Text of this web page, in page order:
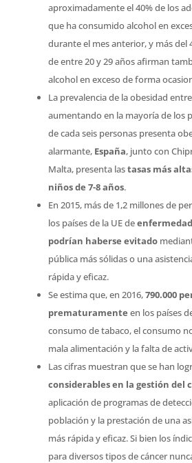
aproximadamente el 40% de los
que ha consumido alcohol en
durante el mes anterior, y más del
de entre 20 y 29 años afirman
alcohol en exceso de forma
La prevalencia de la obesidad
aumentando en la mayoría de los
de cada seis personas presenta
alarmante, España, junto con
Malta, presenta lastasas más
niños de 7-8 años.
En 2015, más de 1,2 millones de
los países de la UE de
podrían haberse evitado
pública más sólidas o una
rápida y eficaz.
Se estima que, en 2016,790.000
prematuramente en los países
consumo de tabaco, el consumo
mala alimentación y la falta de
Las cifras muestran que se han
considerables en la gestión del
aplicación de programas de
población y la prestación de una
más rápida y eficaz. Si bien los
para diversos tipos de cáncer